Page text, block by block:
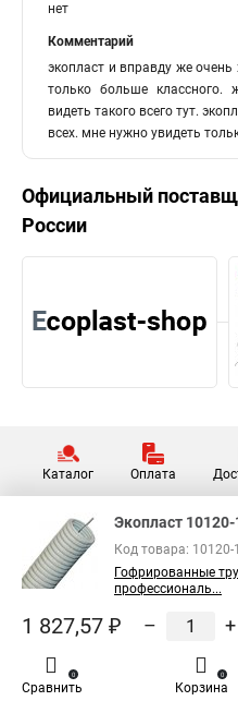
нет
Комментарий
экопласт и вправду же
только больше
видеть такого всего тут.
всех. мне нужно увидеть
Официальный
России
Каталог Оплата
Экопласт
Код товара: 10120-
Гофрированные
профессиональ...
1 827,57 ₽ – +
Сравнить
0
Корзина
0